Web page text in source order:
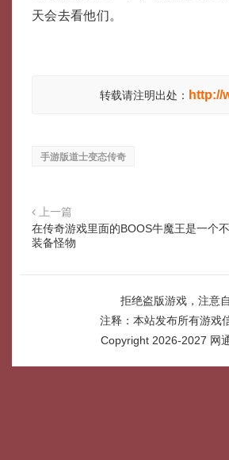
天会去看他们。
转载请注明出处： http://
手游版道士变态传奇
上一篇
在传奇游戏里面的BOOS牛魔王是一个
装备怪物
拒绝盗版游戏，注意
注释：本站发布所有游戏
Copyright 2026-2027 网